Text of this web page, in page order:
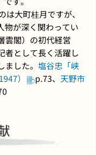
大町桂月ですが、
物が深く関わってい
雲閣）の初代経営
者として長く活躍し
した。 塩谷忠「峡
）
p.73、 天野市